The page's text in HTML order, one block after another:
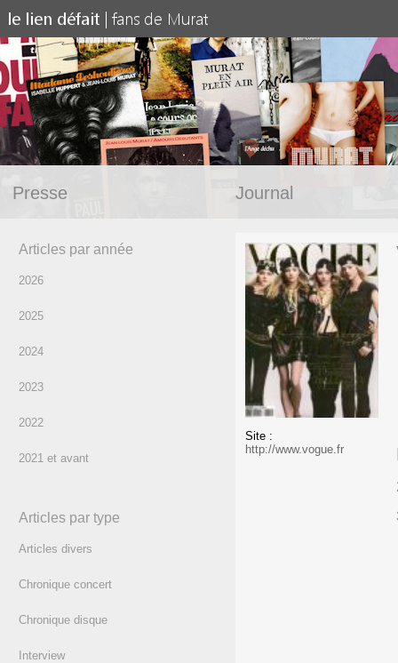
Presse Journal
Articles par année
2026
2025
2024
2023
2022
2021 et avant
Articles par type
Articles divers
Chronique concert
Chronique disque
Interview
Site :
http://www.vogue.fr